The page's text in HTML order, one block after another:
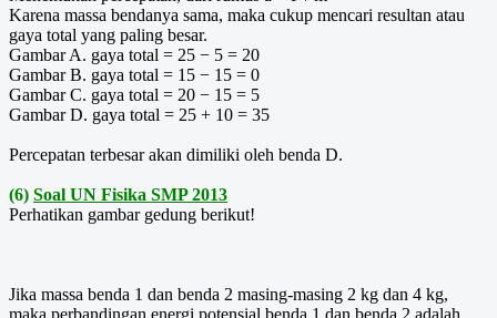
Karena massa bendanya sama, maka cukup mencari resultan atau
gaya total yang paling besar.
Gambar A. gaya total = 25 − 5 = 20
Gambar B. gaya total = 15 − 15 = 0
Gambar C. gaya total = 20 − 15 = 5
Gambar D. gaya total = 25 + 10 = 35
Percepatan terbesar akan dimiliki oleh benda D.
(6) Soal UN Fisika SMP 2013
Perhatikan gambar gedung berikut!
Jika massa benda 1 dan benda 2 masing-masing 2 kg dan 4 kg,